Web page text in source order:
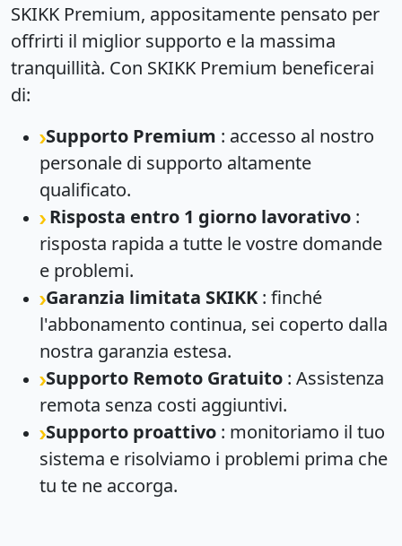
SKIKK Premium, appositamente pensato per
offrirti il ​​miglior supporto e la massima
tranquillità. Con SKIKK Premium beneficerai
di:
Supporto Premium : accesso al nostro
personale di supporto altamente
qualificato.
Risposta entro 1 giorno lavorativo :
risposta rapida a tutte le vostre domande
e problemi.
Garanzia limitata SKIKK : finché
l'abbonamento continua, sei coperto dalla
nostra garanzia estesa.
Supporto Remoto Gratuito : Assistenza
remota senza costi aggiuntivi.
Supporto proattivo : monitoriamo il tuo
sistema e risolviamo i problemi prima che
tu te ne accorga.